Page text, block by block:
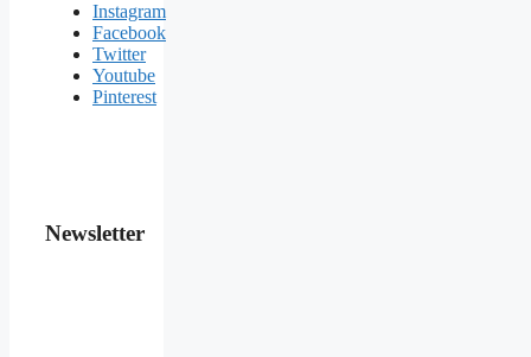
Instagram
Facebook
Twitter
Youtube
Pinterest
Newsletter